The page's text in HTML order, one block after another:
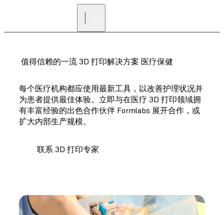
值得信赖的一流 3D 打印解决方案 医疗保健
每个医疗机构都应使用最新工具，以改善护理状况并
为患者提供最佳体验。立即与在医疗 3D 打印领域拥
有丰富经验的出色合作伙伴 Formlabs 展开合作，或
扩大内部生产规模。
联系 3D 打印专家